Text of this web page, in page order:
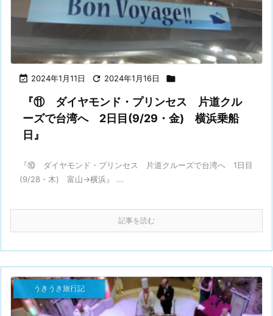
 2024年1月11日  2024年1月16日 
『⑪ ダイヤモンド・プリンセス 片道クル
ーズで台湾へ 2日目(9/29・金) 横浜乗船
日』
『⑩ ダイヤモンド・プリンセス 片道クルーズで台湾へ 1日目
(9/28・木) 富山→横浜』 ...
記事を読む
うきうき旅行記